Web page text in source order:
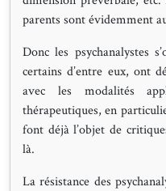
parents sont évidemment
Donc les psychanalystes
certains d’entre eux, ont
avec les modalités
thérapeutiques, en
font déjà l’objet de
là.
La résistance des